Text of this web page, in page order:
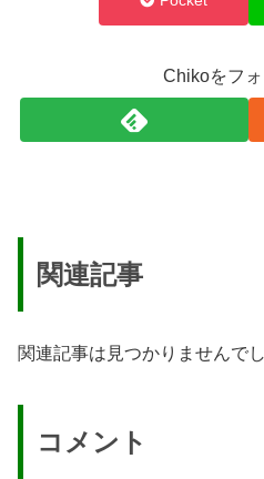
Chikoをフ
関連記事
関連記事は見つかりませんでし
コメント